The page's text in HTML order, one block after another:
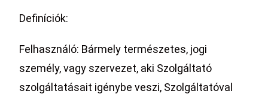
Definíciók:
Felhasználó: Bármely természetes, jogi
személy, vagy szervezet, aki Szolgáltató
szolgáltatásait igénybe veszi, Szolgáltatóval